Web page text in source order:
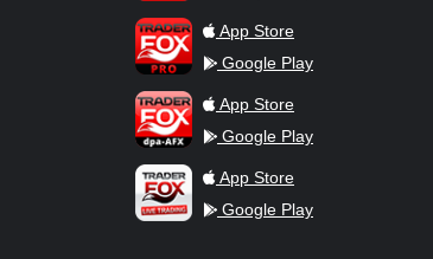
TraderFox ProApp Store
Google Play
TraderFox dpa-AFX ProFeed
App Store
Google Play
TraderFox Live Trading
App Store
Google Play